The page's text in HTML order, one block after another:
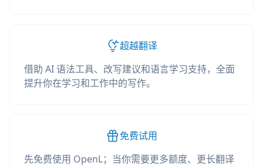
超越翻译
借助 AI 语法工具、改写建议和语言学习支持，全面
提升你在学习和工作中的写作。
免费试用
先免费使用 OpenL；当你需要更多额度、更长翻译